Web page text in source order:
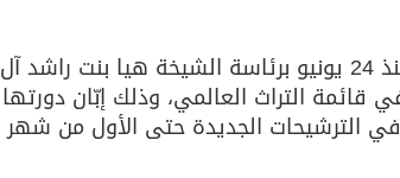
أدرجت لجنة التراث العالمي، المجتمعة في المنامة منذ 24 يونيو برئاسة الشيخة هيا بنت راشد آل
قائمة التراث العالمي، وذلك إبّان دورتها
الترشيحات الجديدة حتى الأول من شهر